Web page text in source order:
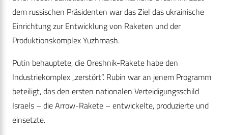
dem russischen Präsidenten war das Ziel das ukrainische
Einrichtung zur Entwicklung von Raketen und der
Produktionskomplex Yuzhmash.
Putin behauptete, die Oreshnik-Rakete habe den
Industriekomplex „zerstört“. Rubin war an jenem Programm
beteiligt, das den ersten nationalen Verteidigungsschild
Israels – die Arrow-Rakete – entwickelte, produzierte und
einsetzte.